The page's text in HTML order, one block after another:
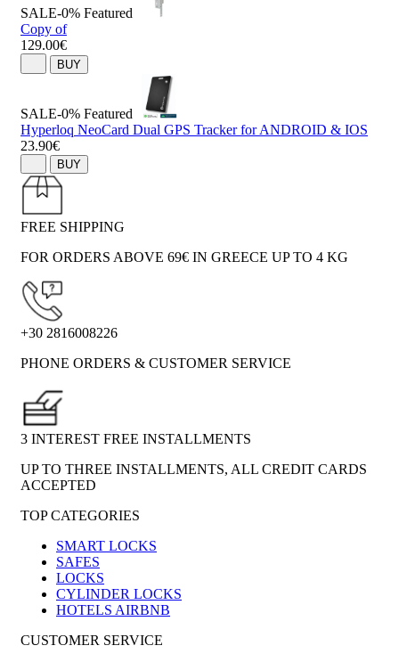
SALE-0% Featured
Copy of
129.00€
BUY
SALE-0% Featured
Hyperloq NeoCard Dual GPS Tracker for ANDROID & IOS
23.90€
BUY
FREE SHIPPING
FOR ORDERS ABOVE 69€ IN GREECE UP TO 4 KG
+30 2816008226
PHONE ORDERS & CUSTOMER SERVICE
3 INTEREST FREE INSTALLMENTS
UP TO THREE INSTALLMENTS, ALL CREDIT CARDS
ACCEPTED
TOP CATEGORIES
SMART LOCKS
SAFES
LOCKS
CYLINDER LOCKS
HOTELS AIRBNB
CUSTOMER SERVICE